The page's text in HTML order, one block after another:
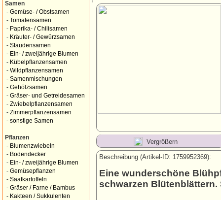
Samen
- Gemüse- / Obstsamen
- Tomatensamen
- Paprika- / Chilisamen
- Kräuter- / Gewürzsamen
- Staudensamen
- Ein- / zweijährige Blumen
- Kübelpflanzensamen
- Wildpflanzensamen
- Samenmischungen
- Gehölzsamen
- Gräser- und Getreidesamen
- Zwiebelpflanzensamen
- Zimmerpflanzensamen
- sonstige Samen
Pflanzen
- Blumenzwiebeln
- Bodendecker
- Ein- / zweijährige Blumen
- Gemüsepflanzen
- Saatkartoffeln
- Gräser / Farne / Bambus
- Kakteen / Sukkulenten
Vergrößern
Beschreibung (Artikel-ID: 1759952369):
Eine wunderschöne
schwarzen Blütenblättern.